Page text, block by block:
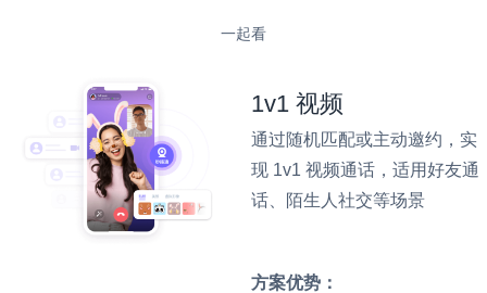
一起看
1v1 视频
通过随机匹配或主动邀约，实
现 1v1 视频通话，适用好友通
话、陌生人社交等场景
方案优势：